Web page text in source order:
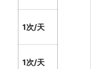
1次/天
1次/天